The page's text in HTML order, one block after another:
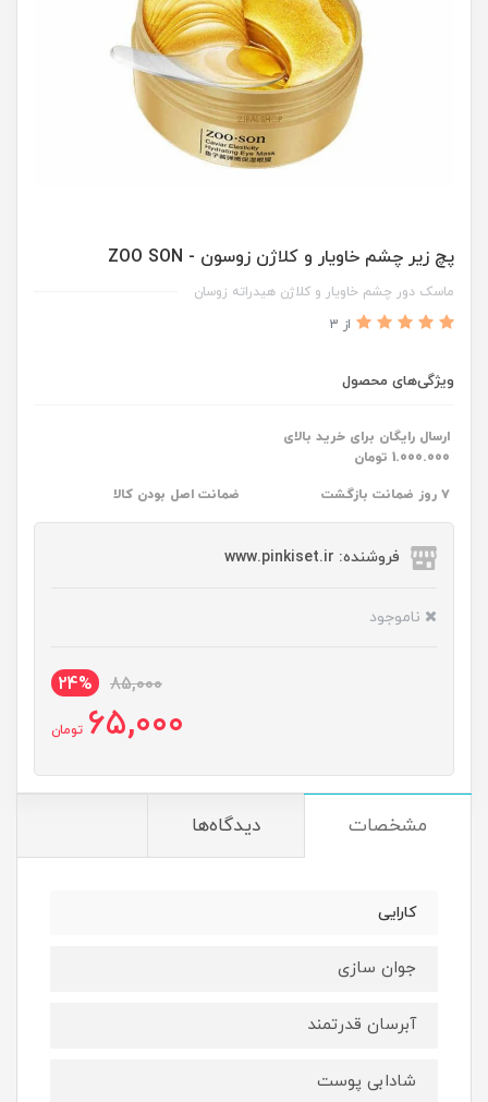
پچ زیر چشم خاویار و کلاژن زوسون - ZOO SON
ماسک دور چشم خاویار و کلاژن هیدراته زوسان
از 3
ویژگی‌های محصول
ارسال رایگان برای خرید بالای
1.000.000 تومان
۷ روز ضمانت بازگشت ضمانت اصل بودن کالا
فروشنده: www.pinkiset.ir
ناموجود
85,000
24%
65,000 تومان
مشخصات دیدگاه‌ها
کارایی
جوان سازی
آبرسان قدرتمند
شادابی پوست